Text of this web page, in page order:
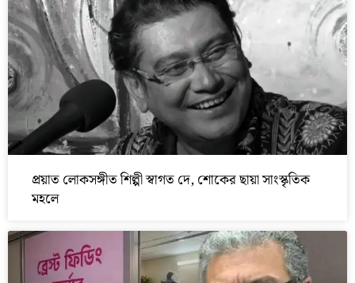
প্রয়াত লোকসঙ্গীত শিল্পী স্বাগত দে, শোকের ছায়া সাংস্কৃতিক
মহলে